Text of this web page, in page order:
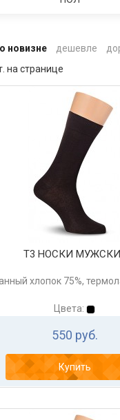
новизне дешевле
на странице
Т3 НОСКИ
хлопок 75%,
Цвета:
550 руб.
Купить